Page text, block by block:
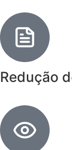
Redução